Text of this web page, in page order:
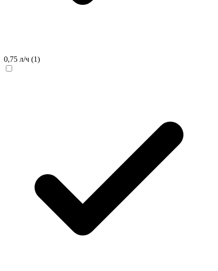
0,75 л/ч (1)